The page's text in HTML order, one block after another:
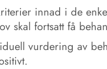
innad i de
skal fortsatt få
vurdering av